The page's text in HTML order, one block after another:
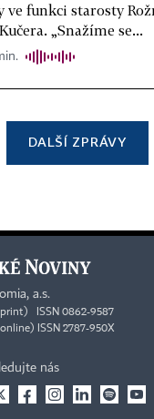
ve funkci starosty
„Snažíme se...
DALŠÍ ZPRÁVY
a.s.
ISSN 0862-9587
ISSN 2787-950X
nás